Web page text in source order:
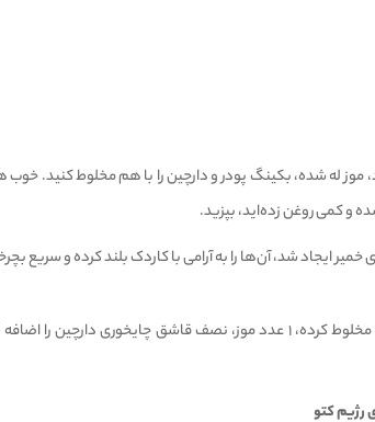
موز له شده، بکینگ پودر و دارچین را با هم مخلوط کنید.
و کمی روغن زده‌اید، بپزید.
ایجاد شد، آن‌ها را به آرامی با کاردک بلند کرده و سریع
رژیم کتو